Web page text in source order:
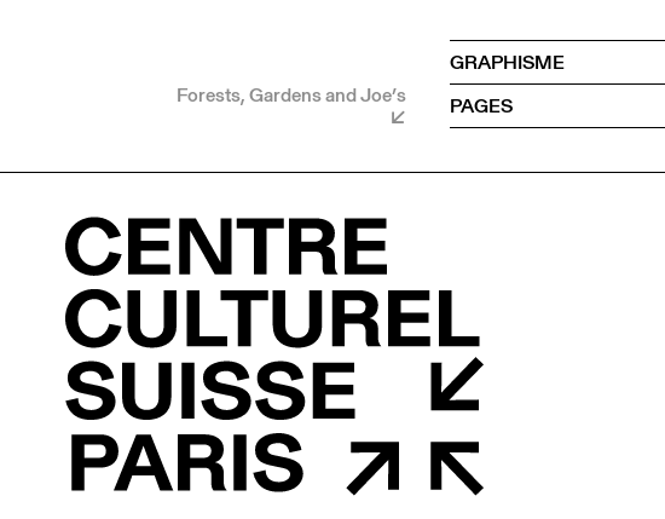
Forests, Gardens and Joe’s
GRAPHISME
PAGES